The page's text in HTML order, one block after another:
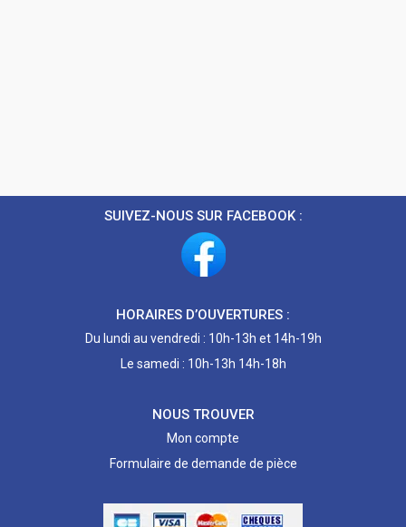
SUIVEZ-NOUS SUR FACEBOOK :
HORAIRES D’OUVERTURES :
Du lundi au vendredi : 10h-13h et 14h-19h
Le samedi : 10h-13h 14h-18h
NOUS TROUVER
Mon compte
Formulaire de demande de pièce